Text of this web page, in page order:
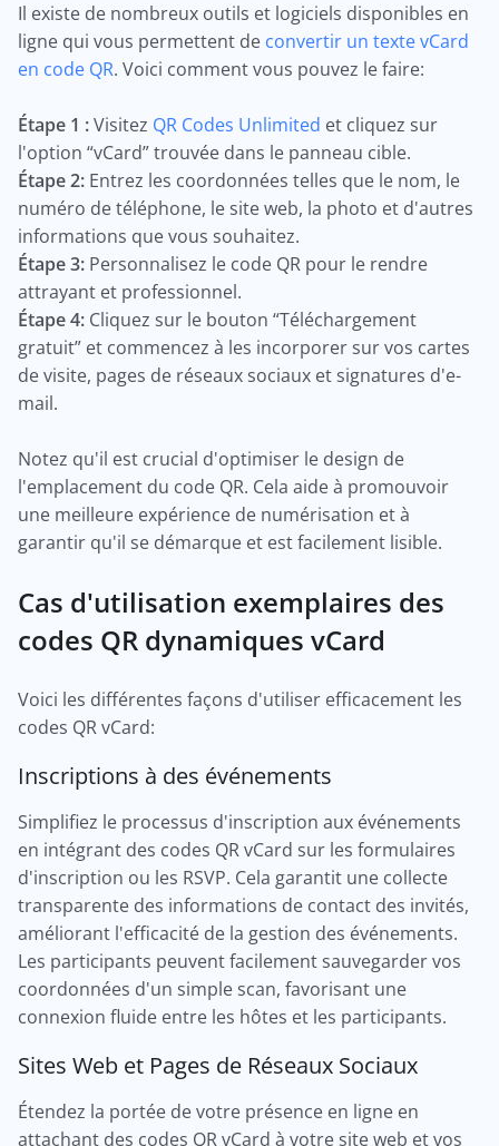
Il existe de nombreux outils et logiciels disponibles en
ligne qui vous permettent de convertir un texte vCard
en code QR. Voici comment vous pouvez le faire:
Étape 1 :Visitez QR Codes Unlimited et cliquez sur
l'option “vCard” trouvée dans le panneau cible.
Étape 2: Entrez les coordonnées telles que le nom, le
numéro de téléphone, le site web, la photo et d'autres
informations que vous souhaitez.
Étape 3: Personnalisez le code QR pour le rendre
attrayant et professionnel.
Étape 4: Cliquez sur le bouton “Téléchargement
gratuit” et commencez à les incorporer sur vos cartes
de visite, pages de réseaux sociaux et signatures d'e-
mail.
Notez qu'il est crucial d'optimiser le design de
l'emplacement du code QR. Cela aide à promouvoir
une meilleure expérience de numérisation et à
garantir qu'il se démarque et est facilement lisible.
Cas d'utilisation exemplaires des
codes QR dynamiques vCard
Voici les différentes façons d'utiliser efficacement les
codes QR vCard:
Inscriptions à des événements
Simplifiez le processus d'inscription aux événements
en intégrant des codes QR vCard sur les formulaires
d'inscription ou les RSVP. Cela garantit une collecte
transparente des informations de contact des invités,
améliorant l'efficacité de la gestion des événements.
Les participants peuvent facilement sauvegarder vos
coordonnées d'un simple scan, favorisant une
connexion fluide entre les hôtes et les participants.
Sites Web et Pages de Réseaux Sociaux
Étendez la portée de votre présence en ligne en
attachant des codes QR vCard à votre site web et vos